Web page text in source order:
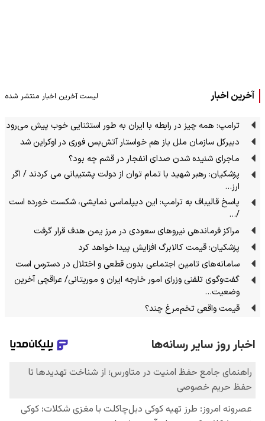
آخرین اخبار لیست آخرین اخبار منتشر شده
ترامپ: همه چیز در رابطه با ایران به طور استثنایی خوب پیش می‌رود
دبیرکل سازمان ملل باز هم خواستار آتش‌بس فوری در اوکراین شد
ماجرای شنیده شدن صدای انفجار در قشم چه بود؟
پزشکیان: رهبر شهید با تمام توان از دولت پشتیبانی می کردند / اگر
ارز…
پاسخ قالیباف به ترامپ: این دیپلماسی نمایشی، شکست خورده است
/…
مراکز فرماندهی نیروهای سعودی در مرز یمن هدف قرار گرفت
پزشکیان: قیمت کالابرگ افزایش پیدا خواهد کرد
سامانه‌های تامین اجتماعی بدون قطعی و اختلال در دسترس است
گفت‌وگوی تلفنی وزرای امور خارجه ایران و موریتانی/ عراقچی آخرین
وضعیت…
قیمت واقعی تخم‌مرغ چند؟